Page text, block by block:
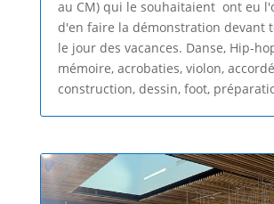
au CM) qui le souhaitaient ont eu
d'en faire la démonstration devant
le jour des vacances. Danse, Hip-
mémoire, acrobaties, violon,
construction, dessin, foot,